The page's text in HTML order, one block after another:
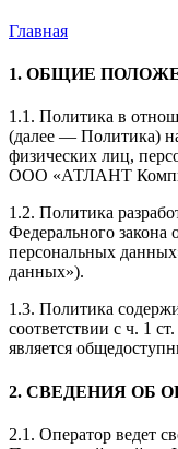
Главная
1. ОБЩИЕ
1.1. Политика в
(далее — Политика)
физических лиц,
ООО «АТЛАНТ
1.2. Политика
Федерального
персональных
данных»).
1.3. Политика
соответствии с ч. 1
является
2. СВЕДЕНИЯ ОБ
2.1. Оператор ведет